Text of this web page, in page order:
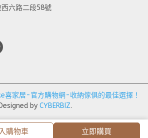
購物車 立即購買
六路二段58號
喜家居-官方購物網-收納傢俱的最佳選擇！
Designed by CYBERBIZ.